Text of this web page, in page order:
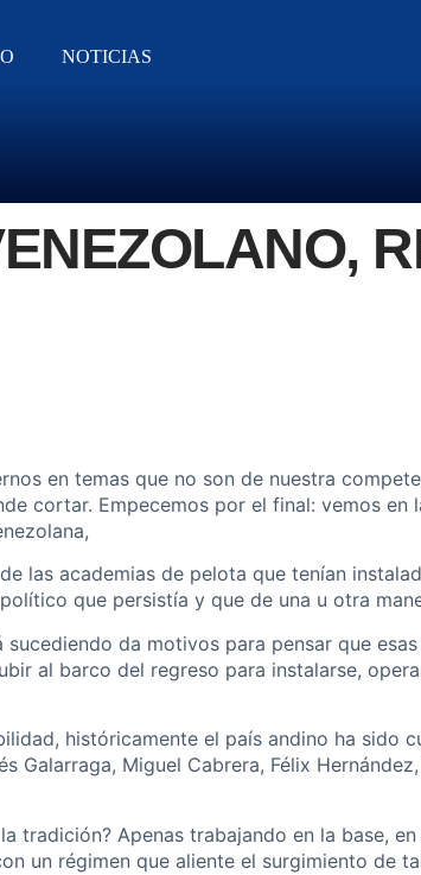
NOTICIAS
en temas que no son de nuestra
cortar. Empecemos por el final: vemos
las academias de pelota que tenían
que persistía y que de una u otra
da motivos para pensar que
al barco del regreso para instalarse,
históricamente el país andino ha sido
Galarraga, Miguel Cabrera, Félix
tradición? Apenas trabajando en la base,
un régimen que aliente el surgimiento de